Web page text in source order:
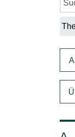
A
Ü